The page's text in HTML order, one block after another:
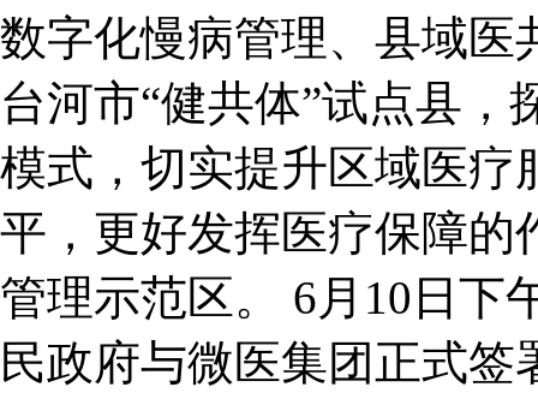
数字化慢病管理、县域医
台河市“健共体”试点县，
模式，切实提升区域医疗
平，更好发挥医疗保障的
管理示范区。 6月10日下
民政府与微医集团正式